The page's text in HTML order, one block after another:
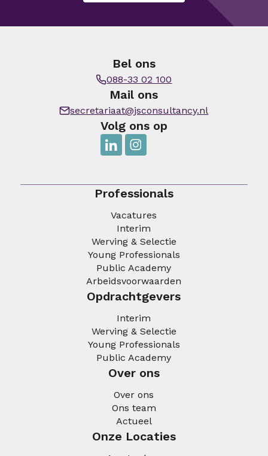
Professionals
Vacatures
Interim
Werving & Selectie
Young Professionals
Public Academy
Arbeidsvoorwaarden
Opdrachtgevers
Interim
Werving & Selectie
Young Professionals
Public Academy
Over ons
Over ons
Ons team
Actueel
Onze Locaties
Bel ons
088-33 02 100
Mail ons
secretariaat@jsconsultancy.nl
Volg ons op